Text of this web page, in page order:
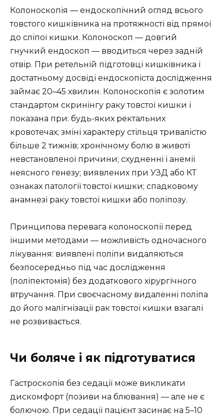
Колоноскопія — ендоскопічний огляд всього
товстого кишківника на протяжності від прямої
до сліпої кишки. Колоноскоп — довгий
гнучкий ендоскоп — вводиться через задній
отвір. При ретельній підготовці кишківника і
достатньому досвіді ендоскопіста дослідження
займає 20–45 хвилин. Колоноскопія є золотим
стандартом скринінгу раку товстої кишки і
показана при: будь-яких ректальних
кровотечах; зміні характеру стільця тривалістю
більше 2 тижнів; хронічному болю в животі
невстановленої причини; схудненні і анемії
неясного генезу; виявлених при УЗД або КТ
ознаках патології товстої кишки; спадковому
анамнезі раку товстої кишки або поліпозу.
Принципова перевага колоноскопії перед
іншими методами — можливість одночасного
лікування: виявлені поліпи видаляються
безпосередньо під час дослідження
(поліпектомія) без додаткового хірургічного
втручання. При своєчасному видаленні поліпа
до його малігнізації рак товстої кишки взагалі
не розвивається.
Чи боляче і як підготуватися
Гастроскопія без седації може викликати
дискомфорт (позиви на блювання) — але не є
болючою. При седації пацієнт засинає на 5–10